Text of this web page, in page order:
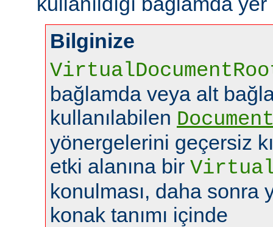
Bilginize
bağlamda veya alt
kullanılabilen
yönergelerini geçersiz
etki alanına bir
konulması, daha sonra
konak tanımı içinde